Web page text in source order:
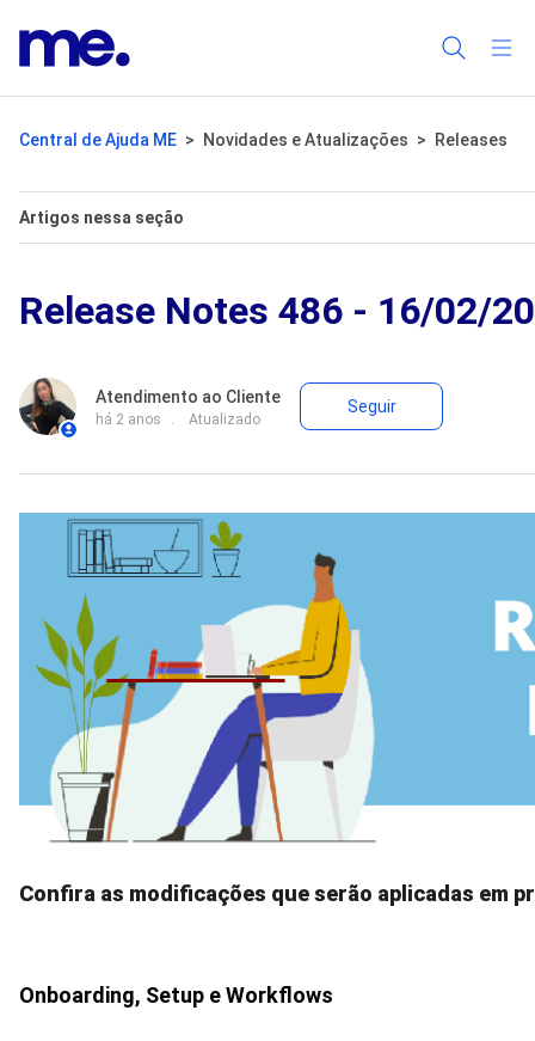
Central de Ajuda ME Novidades e Atualizações Releases
Artigos nessa seção
Release Notes 486 - 16/02/
Atendimento ao Cliente
há 2 anos Atualizado
Seguir
Confira as modificações que serão aplicadas em
Onboarding, Setup e Workflows